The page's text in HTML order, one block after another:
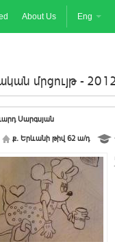
About Us Eng
մրցույթ -
Սարգսյան
ք. Երևանի թիվ 62 ա/դ